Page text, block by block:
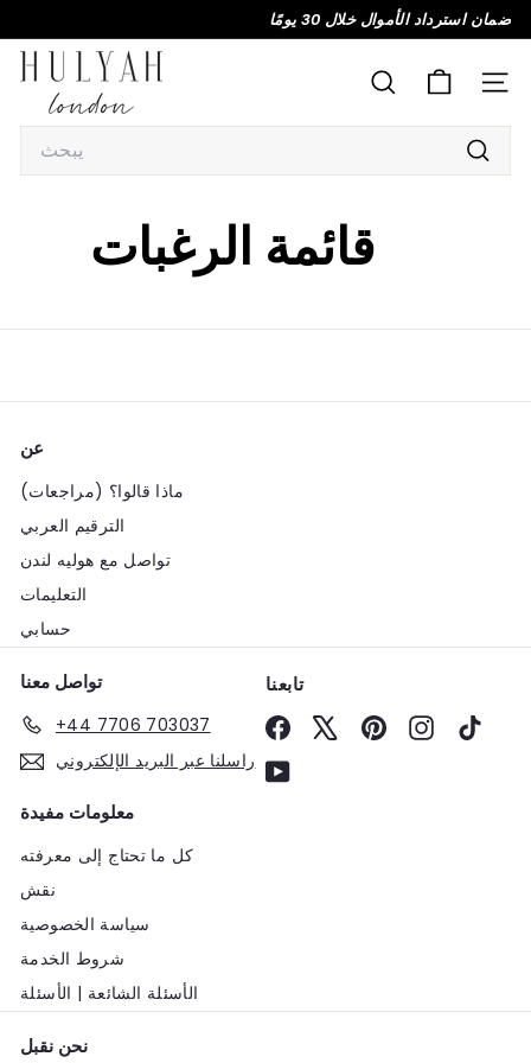
إلى
المحتوى
إيقاف
مؤقتًا
ضمان استرداد الأموال خلال 30 يومًا
H
L
A
يبحث
يبحث
قائمة الرغبات
عن
ماذا قالوا؟ (مراجعات)
الترقيم العربي
تواصل مع هوليه لندن
التعليمات
حسابي
تواصل معنا
+44 7706 703037
راسلنا عبر البريد الإلكتروني
تابعنا
Facebook PinterestInstagram
YouTube
معلومات مفيدة
كل ما تحتاج إلى معرفته
نقش
سياسة الخصوصية
شروط الخدمة
الأسئلة الشائعة | الأسئلة
نحن نقبل